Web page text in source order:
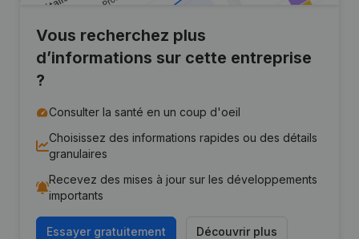
Vous recherchez plus
d’informations sur cette entreprise
?
Consulter la santé en un coup d'oeil
Choisissez des informations rapides ou des détails
granulaires
Recevez des mises à jour sur les développements
importants
Essayer gratuitement Découvrir plus